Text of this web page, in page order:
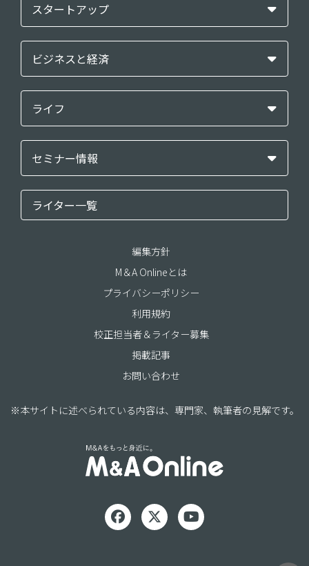
スタートアップ
ビジネスと経済
ライフ
セミナー情報
ライター一覧
編集方針
M＆A Onlineとは
プライバシーポリシー
利用規約
校正担当者＆ライター募集
掲載記事
お問い合わせ
※本サイトに述べられている内容は、専門家、執筆者の見解です。